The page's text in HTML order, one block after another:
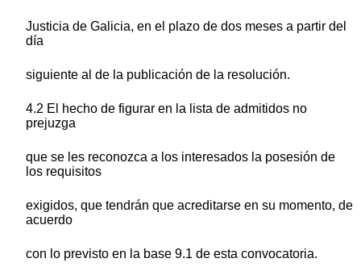
Justicia de Galicia, en el plazo de dos meses a partir del
día
siguiente al de la publicación de la resolución.
4.2 El hecho de figurar en la lista de admitidos no
prejuzga
que se les reconozca a los interesados la posesión de
los requisitos
exigidos, que tendrán que acreditarse en su momento, de
acuerdo
con lo previsto en la base 9.1 de esta convocatoria.